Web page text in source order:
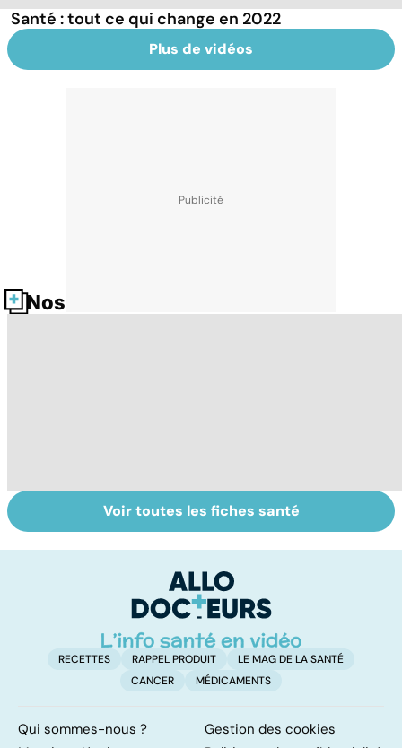
Santé : tout ce qui change en 2022
Plus de vidéos
Nos fiches santé
Laboratoires,
bienfaiteurs ou
Tout savoir sur
les infections
Voir toutes les fiches santé
RECETTES RAPPEL PRODUIT
LE MAG DE LA SANTÉ
CANCER
MÉDICAMENTS
Qui sommes-nous ?
Gestion des cookies